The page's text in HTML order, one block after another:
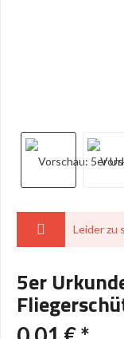
Leider zu
5er